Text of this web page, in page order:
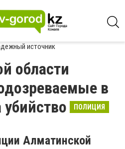
источник
области
в
ПОЛИЦИЯ
Алматинской